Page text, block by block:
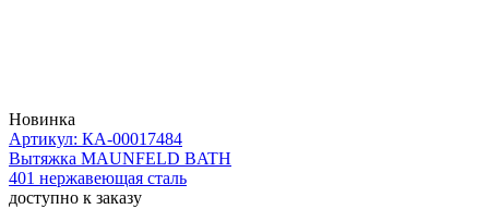
Новинка
Артикул: КА-00017484
Вытяжка MAUNFELD BATH
401 нержавеющая сталь
доступно к заказу